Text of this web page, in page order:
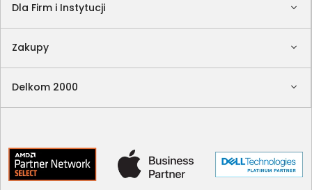
Dla Firm i Instytucji
Zakupy
Delkom 2000